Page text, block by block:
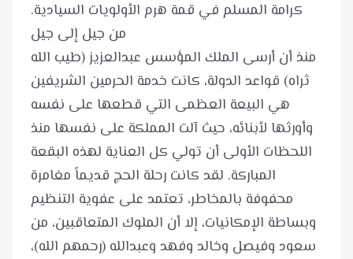
منذ أن أرسى الملك المؤسس عبدالعزيز (طيب الله
ثراه) قواعد الدولة، كانت خدمة الحرمين الشريفين
هي البيعة العظمى التي قطعها على نفسه
وأورثها لأبنائه، حيث آلت المملكة على نفسها منذ
اللحظات الأولى أن تولي كل العناية لهذه البقعة
المباركة. لقد كانت رحلة الحج قديماً مغامرة
محفوفة بالمخاطر، تعتمد على عفوية التنظيم
وبساطة الإمكانيات، إلا أن الملوك المتعاقبين، من
سعود وفيصل وخالد وفهد وعبدالله (رحمهم الله)،